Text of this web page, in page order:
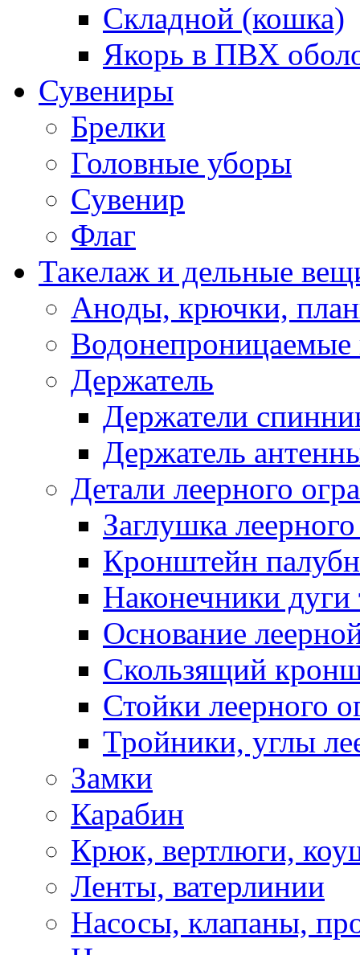
Складной (кошка)
Якорь в ПВХ
Сувениры
Брелки
Головные уборы
Сувенир
Флаг
Такелаж и дельные
Аноды, крючки,
Водонепроницаемые
Держатель
Держатели
Держатель
Детали леерного
Заглушка
Кронштейн
Наконечники дуги
Основание
Скользящий
Стойки леерного
Тройники, углы
Замки
Карабин
Крюк, вертлюги,
Ленты, ватерлинии
Насосы, клапаны,